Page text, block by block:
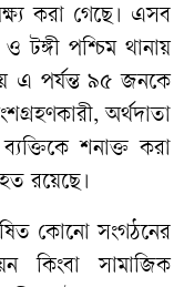
করা গেছে। এসব
টঙ্গী পশ্চিম থানায়
এ পর্যন্ত ৯৫ জনকে
অর্থদাতা
শনাক্ত করা
রয়েছে।
কোনো সংগঠনের
কিংবা সামাজিক